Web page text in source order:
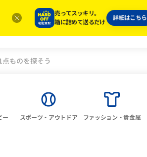
売ってスッキリ。
箱に詰めて送るだけ
詳細はこちら
ー スポーツ・アウトドア ファッション・貴金属